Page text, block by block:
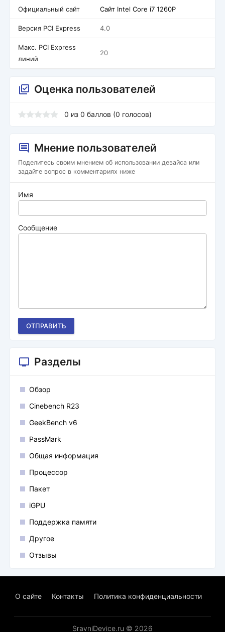
Официальный сайт Сайт Intel Core i7 1260P
Версия PCI Express 4.0
Макс. PCI Express
линий
20
Оценка пользователей
0 из 0 баллов (0 голосов)
Мнение пользователей
Поделитесь своим мнением об использовании девайса или
задайте вопрос в комментариях ниже
Имя
Сообщение
ОТПРАВИТЬ
Разделы
Обзор
Cinebench R23
GeekBench v6
PassMark
Общая информация
Процессор
Пакет
iGPU
Поддержка памяти
Другое
Отзывы
О сайте Контакты Политика конфиденциальности
SravniDevice.ru © 2026